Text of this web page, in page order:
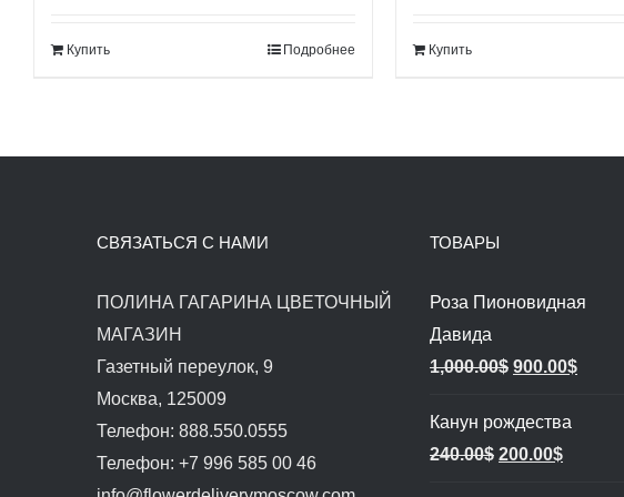
Купить Подробнее Купить
СВЯЗАТЬСЯ С НАМИ
ПОЛИНА ГАГАРИНА ЦВЕТОЧНЫЙ
МАГАЗИН
Газетный переулок, 9
Москва, 125009
Телефон: 888.550.0555
Телефон: +7 996 585 00 46
ТОВАРЫ
Роза Пионовидная
Давида
1,000.00$
составляла
1,000.00$.
900.00$
Канун рождества
240.00$ 200.00$Текущая